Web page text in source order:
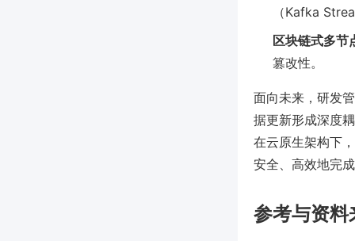
（Kafka
区块链式多节
篡改性。
面向未来，研发
据更新形成深度
在云原生架构下
安全、高效地完
参考与资料